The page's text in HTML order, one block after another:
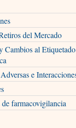
del Mercado
Cambios al
e
de farmacovigilancia